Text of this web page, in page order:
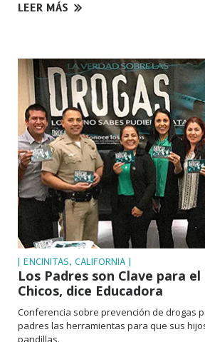
LEER MÁS
| ENCINITAS, CALIFORNIA |
Los Padres son Clave para
Chicos, dice Educadora
Conferencia sobre prevención de drogas
padres las herramientas para que sus
pandillas.